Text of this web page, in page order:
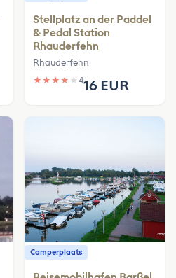
Stellplatz an der Paddel
& Pedal Station
Rhauderfehn
Rhauderfehn
★ ★ ★ ★ ★ 416 EUR
Camperplaats